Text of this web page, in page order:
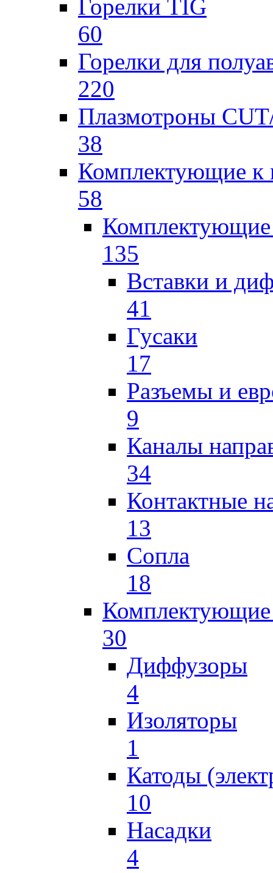
Горелки TIG
60
Горелки для
220
Плазмотроны
38
Комплектующие к
58
135
Вставки и
41
Гусаки
17
Разъемы и
9
Каналы
34
Контактные
13
Сопла
18
Комплектующие
30
Диффузоры
4
Изоляторы
1
Катоды
10
Насадки
4